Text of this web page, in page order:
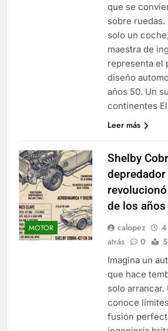
que se
sobre ruedas.
solo un
maestra de
representa el
diseño
años 50. Un
continentes
Leer más
MOTOR
Shelby
de los años
calopez
4
atrás
0
Imagina un
que hace
solo
conoce
fusión